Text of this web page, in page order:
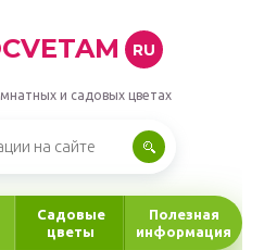
RU
и садовых цветах
Садовые
цветы
Полезная
информация